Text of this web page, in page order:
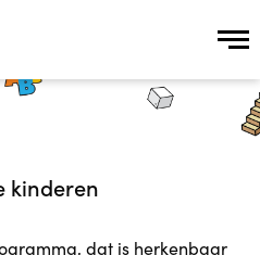
kinderen
dat is herkenbaar